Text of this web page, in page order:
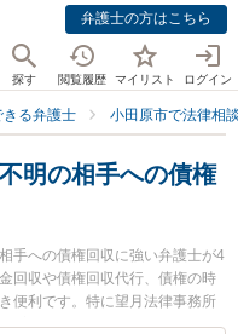
弁護士の方はこちら
探す 閲覧履歴 マイリスト ログイン
る弁護士 小田原市で法律相
明の相手への債権
手への債権回収に強い弁護士が4
回収や債権回収代行、債権の時
便利です。特に望月法律事務所
美弁護士、三川法律事務所の松